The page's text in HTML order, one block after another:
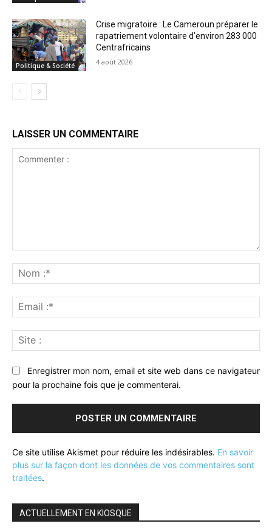
Politique & Société
Crise migratoire : Le Cameroun préparer le
rapatriement volontaire d’environ 283 000
Centrafricains
4 août 2026
LAISSER UN COMMENTAIRE
:*
:*
:
Enregistrer mon nom, email et site web dans ce navigateur
pour la prochaine fois que je commenterai.
Ce site utilise Akismet pour réduire les indésirables. En savoir
plus sur la façon dont les données de vos commentaires sont
traitées.
ACTUELLEMENT EN KIOSQUE